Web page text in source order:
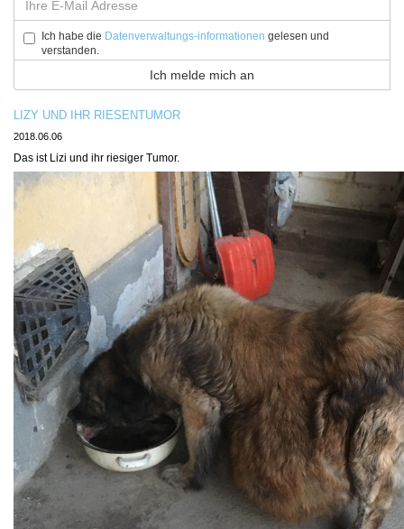
Ich habe die Datenverwaltungs-informationen gelesen und
verstanden.
LIZY UND IHR RIESENTUMOR
2018.06.06
Das ist Lizi und ihr riesiger Tumor.